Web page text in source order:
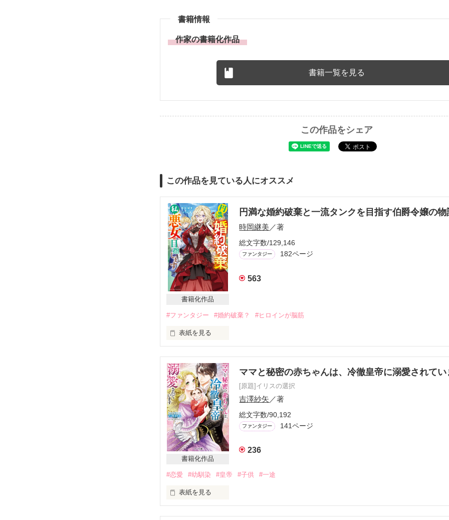
書籍情報
作家の書籍化作品
書籍一覧を見る
この作品をシェア
この作品を見ている人にオススメ
書籍化作品
円満な婚約破棄と一流タンクを目指す伯爵令嬢の
時岡継美 ／著
総文字数/129,146
ファンタジー 182ページ
563
#ファンタジー #婚約破棄？ #ヒロインが脳筋
表紙を見る
※こちらはWEB版となりますので書籍とは一部内容が異なります
幼馴染であるレイナード王太子殿下の婚約者、ステーシア・ビルハイム伯爵令嬢は
ば」を押し殺してお妃教育に励んでいた。
しかし、海の向こうからやって来た留学生と日に日に親密になっていゆく王太子の
に婚約を破棄してもらおうと決心するのだが――！？
脳筋ヒロインが斜め上に突っ走るラブコメファンタジーです。
micoro様／lisayam様
永遠様／ひまわり様
usamo様
書籍化作品
ママと秘密の赤ちゃんは、冷徹皇帝に溺愛されて
[原題]イリスの選択
吉澤紗矢 ／著
総文字数/90,192
ファンタジー 141ページ
236
#恋愛 #幼馴染 #皇帝 #子供 #一途
表紙を見る